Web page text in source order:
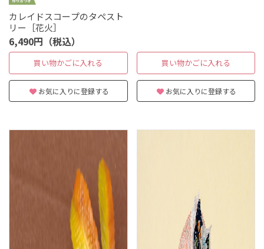
カレイドスコープのタペスト
リー［花火］
6,490円（税込）
買い物かごに入れる
お気に入りに登録する
買い物かごに入れる
お気に入りに登録する